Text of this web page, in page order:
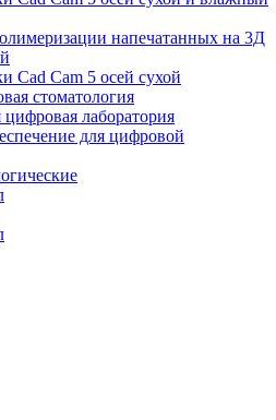
напечатанных на 3Д
Cad Cam 5 осей сухой
стоматология
цифровая лаборатория
для цифровой